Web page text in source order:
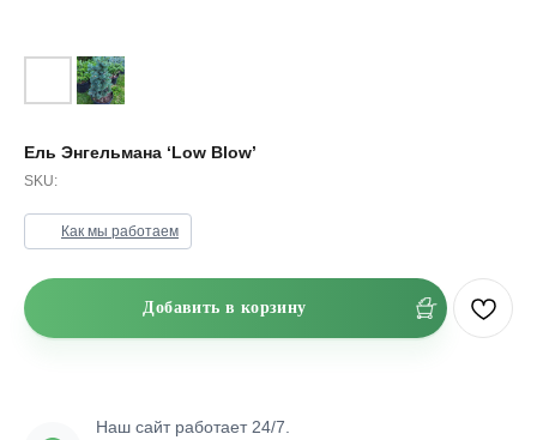
Ель Энгельмана ‘Low Blow’
SKU:
Как мы работаем
Добавить в корзину
Наш сайт работает 24/7.